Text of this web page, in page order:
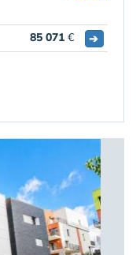
85 071 € ➔